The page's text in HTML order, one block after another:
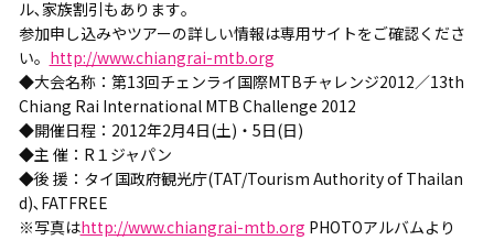
ル､家族割引もあります｡
参加申し込みやツアーの詳しい情報は専用サイトをご確認くださ
い。 http://www.chiangrai-mtb.org
◆大会名称：第13回チェンライ国際MTBチャレンジ2012／13th
Chiang Rai International MTB Challenge 2012
◆開催日程：2012年2月4日(土)・5日(日)
◆主 催：R１ジャパン
◆後 援：タイ国政府観光庁(TAT/Tourism Authority of Thailan
d)､FATFREE
※写真はhttp://www.chiangrai-mtb.org PHOTOアルバムより